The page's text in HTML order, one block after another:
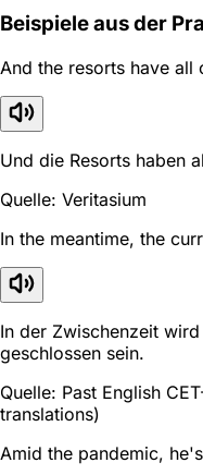
Beispiele aus der
And the resorts have all
Und die Resorts haben
Quelle: Veritasium
In the meantime, the
In der Zwischenzeit
geschlossen sein.
Quelle: Past English
translations)
Amid the pandemic,